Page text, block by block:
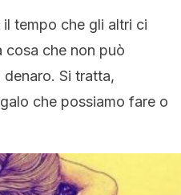
tempo che gli altri ci
cosa che non può
Si tratta,
che possiamo fare o